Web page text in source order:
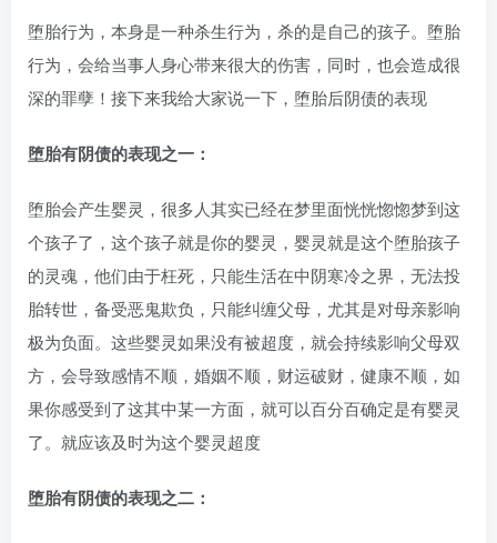
堕胎行为，本身是一种杀生行为，杀的是自己的孩子。堕胎
行为，会给当事人身心带来很大的伤害，同时，也会造成很
深的罪孽！接下来我给大家说一下，堕胎后阴债的表现
堕胎有阴债的表现之一：
堕胎会产生婴灵，很多人其实已经在梦里面恍恍惚惚梦到这
个孩子了，这个孩子就是你的婴灵，婴灵就是这个堕胎孩子
的灵魂，他们由于枉死，只能生活在中阴寒冷之界，无法投
胎转世，备受恶鬼欺负，只能纠缠父母，尤其是对母亲影响
极为负面。这些婴灵如果没有被超度，就会持续影响父母双
方，会导致感情不顺，婚姻不顺，财运破财，健康不顺，如
果你感受到了这其中某一方面，就可以百分百确定是有婴灵
了。就应该及时为这个婴灵超度
堕胎有阴债的表现之二：